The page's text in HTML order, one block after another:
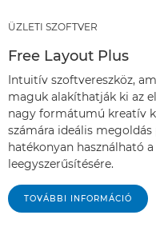
ÜZLETI SZOFTVER
Free Layout Plus
Intuitív szoftvereszköz,
maguk alakíthatják ki az
nagy formátumú kreatív
számára ideális
hatékonyan használható
leegyszerűsítésére.
TOVÁBBI INFORMÁCIÓ